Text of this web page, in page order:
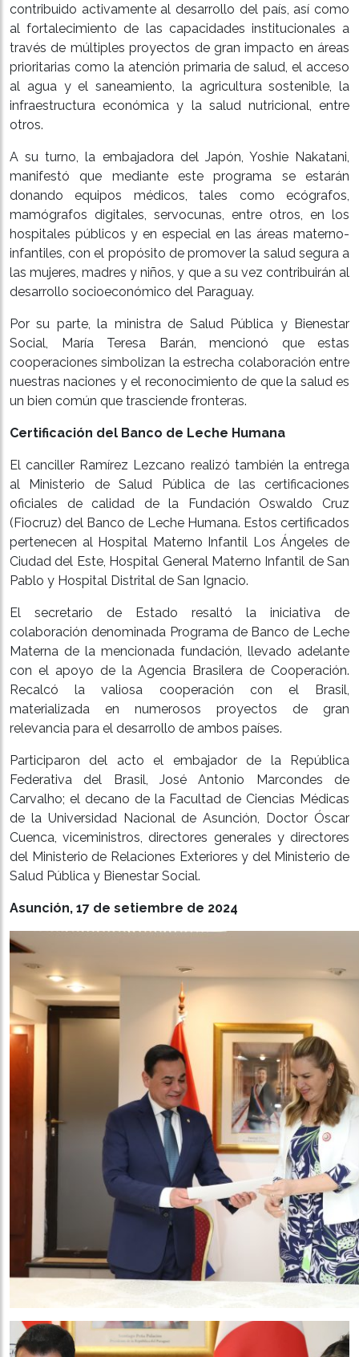
contribuido activamente al desarrollo del país, así como
al fortalecimiento de las capacidades institucionales a
través de múltiples proyectos de gran impacto en áreas
prioritarias como la atención primaria de salud, el acceso
al agua y el saneamiento, la agricultura sostenible, la
infraestructura económica y la salud nutricional, entre
otros.
A su turno, la embajadora del Japón, Yoshie Nakatani,
manifestó que mediante este programa se estarán
donando equipos médicos, tales como ecógrafos,
mamógrafos digitales, servocunas, entre otros, en los
hospitales públicos y en especial en las áreas materno-
infantiles, con el propósito de promover la salud segura a
las mujeres, madres y niños, y que a su vez contribuirán al
desarrollo socioeconómico del Paraguay.
Por su parte, la ministra de Salud Pública y Bienestar
Social, María Teresa Barán, mencionó que estas
cooperaciones simbolizan la estrecha colaboración entre
nuestras naciones y el reconocimiento de que la salud es
un bien común que trasciende fronteras.
Certificación del Banco de Leche Humana
El canciller Ramírez Lezcano realizó también la entrega
al Ministerio de Salud Pública de las certificaciones
oficiales de calidad de la Fundación Oswaldo Cruz
(Fiocruz) del Banco de Leche Humana. Estos certificados
pertenecen al Hospital Materno Infantil Los Ángeles de
Ciudad del Este, Hospital General Materno Infantil de San
Pablo y Hospital Distrital de San Ignacio.
El secretario de Estado resaltó la iniciativa de
colaboración denominada Programa de Banco de Leche
Materna de la mencionada fundación, llevado adelante
con el apoyo de la Agencia Brasilera de Cooperación.
Recalcó la valiosa cooperación con el Brasil,
materializada en numerosos proyectos de gran
relevancia para el desarrollo de ambos países.
Participaron del acto el embajador de la República
Federativa del Brasil, José Antonio Marcondes de
Carvalho; el decano de la Facultad de Ciencias Médicas
de la Universidad Nacional de Asunción, Doctor Óscar
Cuenca, viceministros, directores generales y directores
del Ministerio de Relaciones Exteriores y del Ministerio de
Salud Pública y Bienestar Social.
Asunción, 17 de setiembre de 2024